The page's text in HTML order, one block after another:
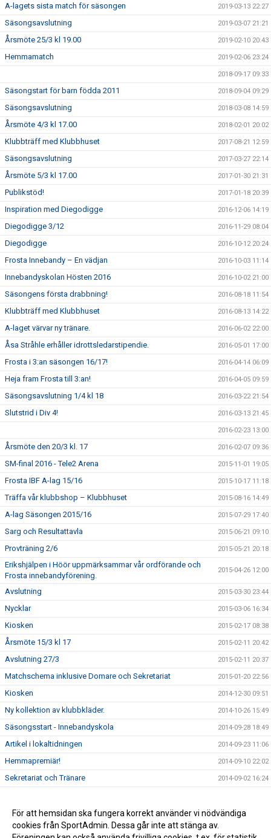
A-lagets sista match för säsongen 2019-03-13 22:27
Säsongsavslutning 2019-03-07 21:21
Årsmöte 25/3 kl 19.00 2019-02-10 20:43
Hemmamatch 2019-02-06 23:24
2018-09-17 09:33
Säsongstart för barn födda 2011 2018-09-04 09:29
Säsongsavslutning 2018-03-08 14:59
Årsmöte 4/3 kl 17.00 2018-02-01 20:02
Klubbträff med Klubbhuset 2017-08-21 12:59
Säsongsavslutning 2017-03-27 22:14
Årsmöte 5/3 kl 17.00 2017-01-30 21:31
Publikstöd! 2017-01-18 20:39
Inspiration med Diegodigge 2016-12-06 14:19
Diegodigge 3/12 2016-11-29 08:04
Diegodigge 2016-10-12 20:24
Frosta Innebandy – En vädjan 2016-10-03 11:14
Innebandyskolan Hösten 2016 2016-10-02 21:00
Säsongens första drabbning! 2016-08-18 11:54
Klubbträff med Klubbhuset 2016-08-13 14:22
A-laget värvar ny tränare. 2016-06-02 22:00
Åsa Stråhle erhåller idrottsledarstipendie. 2016-05-01 17:00
Frosta i 3:an säsongen 16/17! 2016-04-14 06:09
Heja fram Frosta till 3:an! 2016-04-05 09:59
Säsongsavslutning 1/4 kl 18 2016-03-22 21:54
Slutstrid i Div 4! 2016-03-13 21:45
2016-02-23 13:00
Årsmöte den 20/3 kl. 17 2016-02-07 09:36
SM-final 2016 - Tele2 Arena 2015-11-01 19:05
Frosta IBF A-lag 15/16 2015-10-17 11:18
Träffa vår klubbshop – Klubbhuset 2015-08-16 14:49
A-lag Säsongen 2015/16 2015-07-29 17:40
Sarg och Resultattavla 2015-06-21 09:10
Provträning 2/6 2015-05-21 20:18
Erikshjälpen i Höör uppmärksammar vår ordförande och
Frosta innebandyförening.
2015-04-26 12:00
Avslutning 2015-03-30 23:44
Nycklar 2015-03-06 16:34
Kiosken 2015-02-17 08:38
Årsmöte 15/3 kl 17 2015-02-11 20:42
Avslutning 27/3 2015-02-11 20:37
Matchschema inklusive Domare och Sekretariat 2015-01-20 22:56
Kiosken 2014-12-30 09:51
Ny kollektion av klubbkläder. 2014-10-26 15:49
Säsongsstart - Innebandyskola 2014-09-28 18:49
Artikel i lokaltidningen 2014-09-23 11:06
Hemmapremiär! 2014-09-10 22:02
Sekretariat och Tränare 2014-09-02 16:24
A-lag på gång igen. 2014-05-23 12:00
Tack för säsongen 2013/14. 2014-04-06 12:00
För att hemsidan ska fungera korrekt använder vi nödvändiga
cookies från SportAdmin. Dessa går inte att stänga av.